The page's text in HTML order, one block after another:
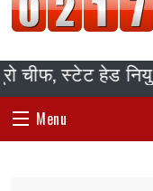
स्टेट हेड
Menu